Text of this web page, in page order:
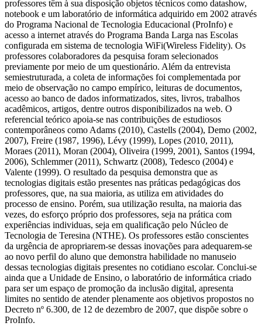
professores têm à sua disposição objetos técnicos como datashow,
notebook e um laboratório de informática adquirido em 2002 através
do Programa Nacional de Tecnologia Educacional (ProInfo) e
acesso a internet através do Programa Banda Larga nas Escolas
configurada em sistema de tecnologia WiFi(Wireless Fidelity). Os
professores colaboradores da pesquisa foram selecionados
previamente por meio de um questionário. Além da entrevista
semiestruturada, a coleta de informações foi complementada por
meio de observação no campo empírico, leituras de documentos,
acesso ao banco de dados informatizados, sites, livros, trabalhos
acadêmicos, artigos, dentre outros disponibilizados na web. O
referencial teórico apoia-se nas contribuições de estudiosos
contemporâneos como Adams (2010), Castells (2004), Demo (2002,
2007), Freire (1987, 1996), Lévy (1999), Lopes (2010, 2011),
Moraes (2011), Moran (2004), Oliveira (1999, 2001), Santos (1994,
2006), Schlemmer (2011), Schwartz (2008), Tedesco (2004) e
Valente (1999). O resultado da pesquisa demonstra que as
tecnologias digitais estão presentes nas práticas pedagógicas dos
professores, que, na sua maioria, as utiliza em atividades do
processo de ensino. Porém, sua utilização resulta, na maioria das
vezes, do esforço próprio dos professores, seja na prática com
experiências individuas, seja em qualificação pelo Núcleo de
Tecnologia de Teresina (NTHE). Os professores estão conscientes
da urgência de apropriarem-se dessas inovações para adequarem-se
ao novo perfil do aluno que demonstra habilidade no manuseio
dessas tecnologias digitais presentes no cotidiano escolar. Conclui-se
ainda que a Unidade de Ensino, o laboratório de informática criado
para ser um espaço de promoção da inclusão digital, apresenta
limites no sentido de atender plenamente aos objetivos propostos no
Decreto nº 6.300, de 12 de dezembro de 2007, que dispõe sobre o
ProInfo.